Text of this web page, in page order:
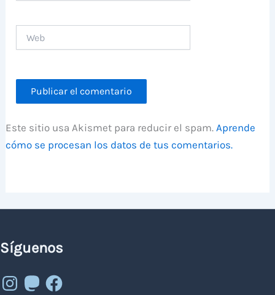
Este sitio usa Akismet para reducir el spam.Aprende
cómo se procesan los datos de tus comentarios.
Síguenos
Instagram
MastodonFacebook